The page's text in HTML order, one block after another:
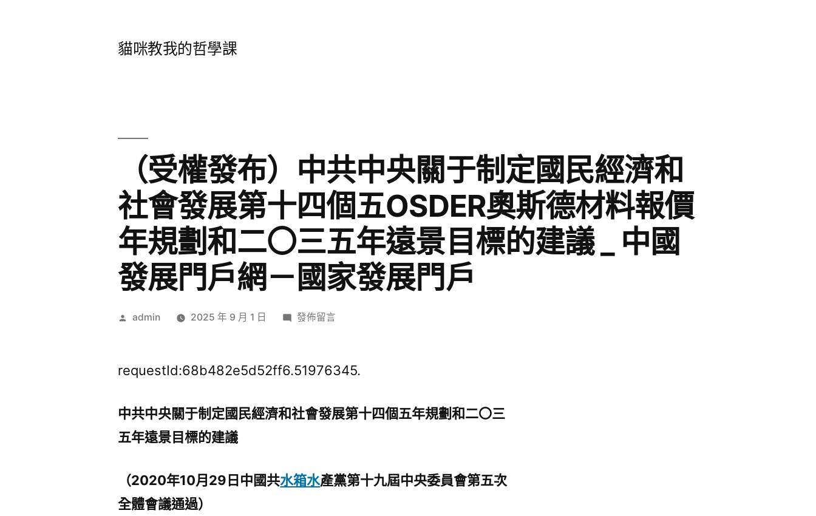
貓咪教我的哲學課
（受權發布）中共中央關于制定國民經濟和
社會發展第十四個五OSDER奧斯德材料報價
年規劃和二〇三五年遠景目標的建議 _ 中國
發展門戶網－國家發展門戶
作
admin 2025 年 9 月 1 日
在
發
共
于
發佈留言
requestId:68b482e5d52ff6.51976345.
中共中央關于制定國民經濟和社會發展第十四個五年規劃和二〇三
五年遠景目標的建議
（2020年10月29日中國共水箱水產黨第十九屆中央委員會第五次
全體會議通過）